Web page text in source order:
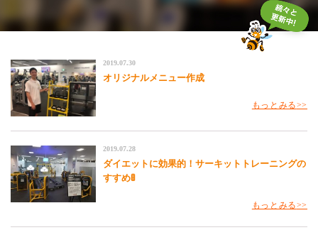
2019.07.30
オリジナルメニュー作成
もっとみる
2019.07.28
ダイエットに効果的！サーキットトレーニングの
すすめ🚦
もっとみる